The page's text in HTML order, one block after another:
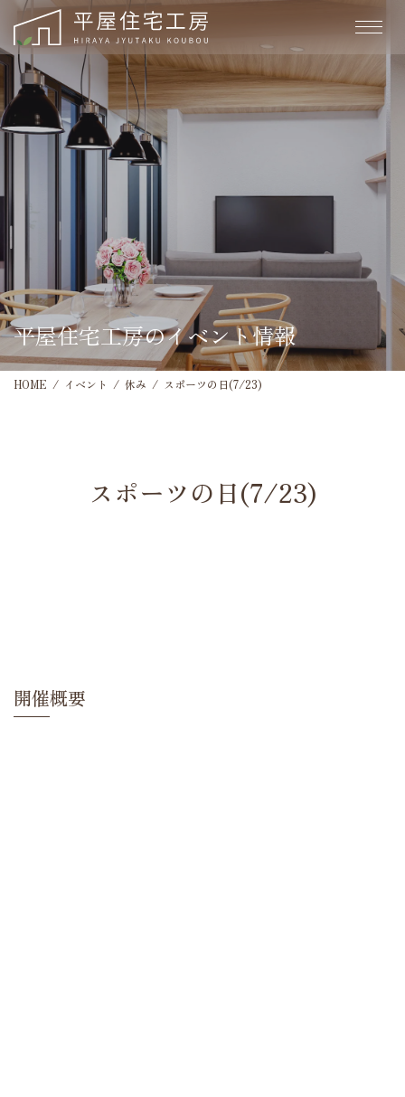
平屋住宅工房のイベント情報
HOME イベント 休み スポーツの日(7/23)
スポーツの日(7/23)
開催概要